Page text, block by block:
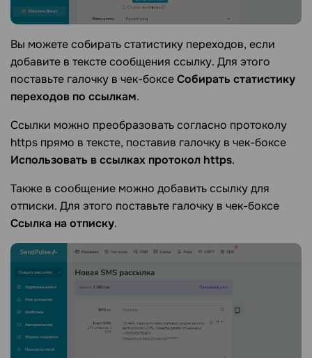
Вы можете собирать статистику переходов, если
добавите в тексте сообщения ссылку. Для этого
поставьте галочку в чек-боксеСобирать статистику
переходов по ссылкам.
Ссылки можно преобразовать согласно протоколу
https прямо в тексте, поставив галочку в чек-боксе
Использовать в ссылках протокол https.
Также в сообщение можно добавить ссылку для
отписки. Для этого поставьте галочку в чек-боксе
Ссылка на отписку.